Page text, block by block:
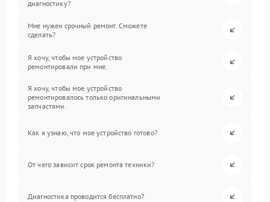
диагностику?
Мне нужен срочный ремонт. Сможете
сделать?
Я хочу, чтобы мое устройство
ремонтировали при мне.
Я хочу, чтобы мое устройство
ремонтировалось только оригинальными
запчастями.
Как я узнаю, что мое устройство готово?
От чего зависит срок ремонта техники?
Диагностика проводится бесплатно?